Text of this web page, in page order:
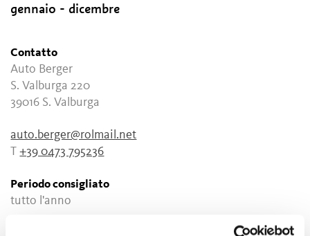
gennaio - dicembre
Contatto
Auto Berger
S. Valburga 220
39016 S. Valburga
auto.berger@rolmail.net
T+39 0473 795236
Periodo consigliato
tutto l'anno